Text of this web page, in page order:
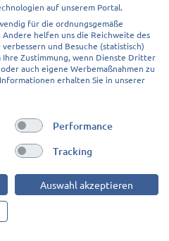
7 ab 45,00€ p.P.
auf unserem Portal.
für die ordnungsgemäße
Andere helfen uns die Reichweite des
und Besuche (statistisch)
Zustimmung, wenn Dienste Dritter
auch eigene Werbemaßnahmen zu
erhalten Sie in unserer
Performance
Tracking
Auswahl akzeptieren